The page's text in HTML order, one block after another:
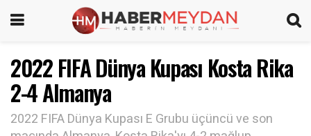
2022 FIFA Dünya Kupası Kosta Rika
2-4 Almanya
2022 FIFA Dünya Kupası E Grubu üçüncü ve son